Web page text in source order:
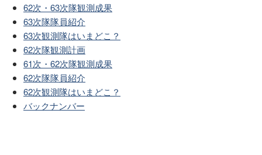
62次・63次隊観測成果
63次隊隊員紹介
63次観測隊はいまどこ？
62次隊観測計画
61次・62次隊観測成果
62次隊隊員紹介
62次観測隊はいまどこ？
バックナンバー